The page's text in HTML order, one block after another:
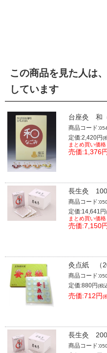
この商品を見た人は
しています
台座灸 和
商品コード:
定価:2,420円(
まとめ買い価格
売価:1,376
長生灸
商品コード:
定価:14,641円
まとめ買い価格
売価:7,150
灸点紙 （
商品コード:
定価:880円(税
売価:712円(
長生灸
商品コード: